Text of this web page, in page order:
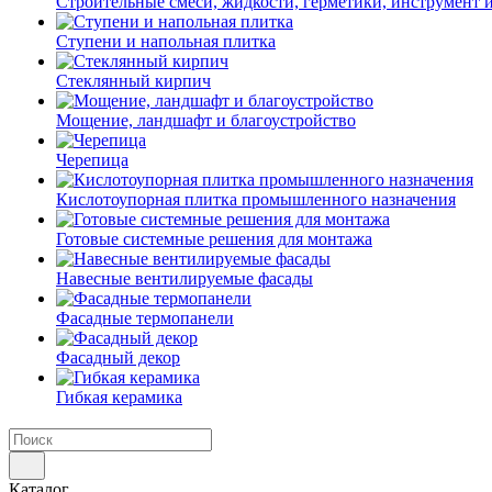
Ступени и напольная плитка
Cтеклянный кирпич
Мощение, ландшафт и благоустройство
Черепица
Кислотоупорная плитка промышленного назначения
Готовые системные решения для монтажа
Навесные вентилируемые фасады
Фасадные термопанели
Фасадный декор
Гибкая керамика